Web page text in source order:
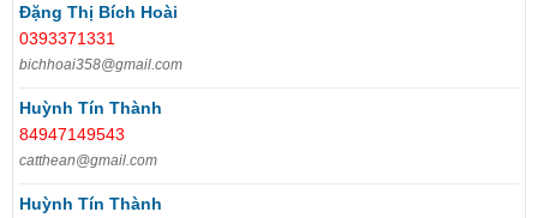
Đặng Thị Bích Hoài
0393371331
bichhoai358@gmail.com
Huỳnh Tín Thành
84947149543
catthean@gmail.com
Huỳnh Tín Thành